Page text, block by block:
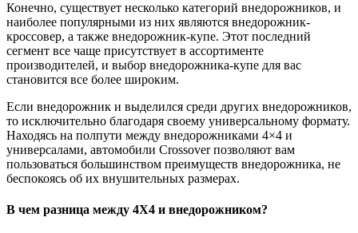
Конечно, существует несколько категорий внедорожников, и
наиболее популярными из них являются внедорожник-
кроссовер, а также внедорожник-купе. Этот последний
сегмент все чаще присутствует в ассортименте
производителей, и выбор внедорожника-купе для вас
становится все более широким.
Если внедорожник и выделился среди других внедорожников,
то исключительно благодаря своему универсальному формату.
Находясь на полпути между внедорожниками 4×4 и
универсалами, автомобили Crossover позволяют вам
пользоваться большинством преимуществ внедорожника, не
беспокоясь об их внушительных размерах.
В чем разница между 4X4 и внедорожником?